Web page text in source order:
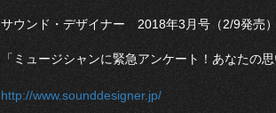
サウンド・デザイナー 2018年3月号（2/9発売）
「ミュージシャンに緊急アンケート！あなたの
http://www.sounddesigner.jp/